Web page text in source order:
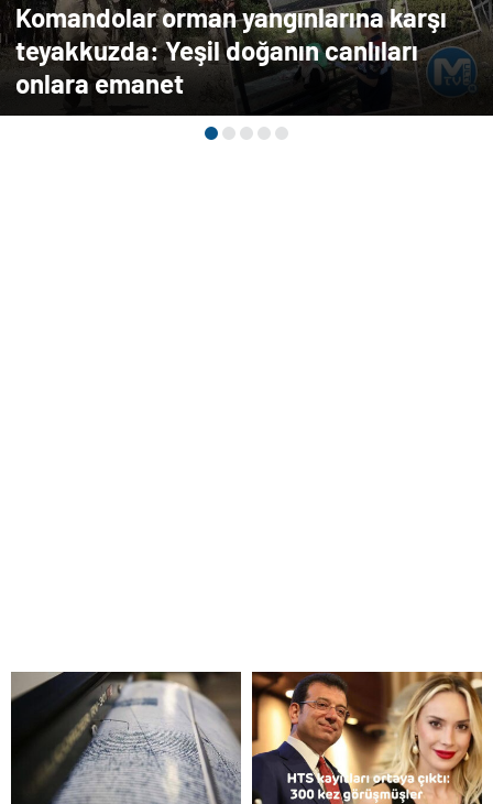
Komandolar orman yangınlarına karşı
teyakkuzda: Yeşil doğanın canlıları
onlara emanet